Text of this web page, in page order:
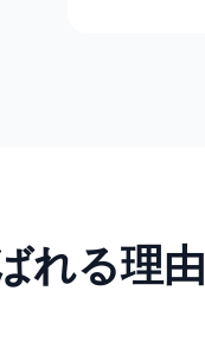
れる理由